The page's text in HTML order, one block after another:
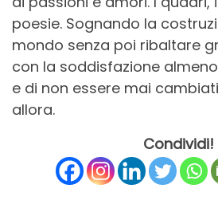
poesie. Sognando la
mondo senza poi ribaltare
con la soddisfazione
e di non essere mai
allora.
Condividi!